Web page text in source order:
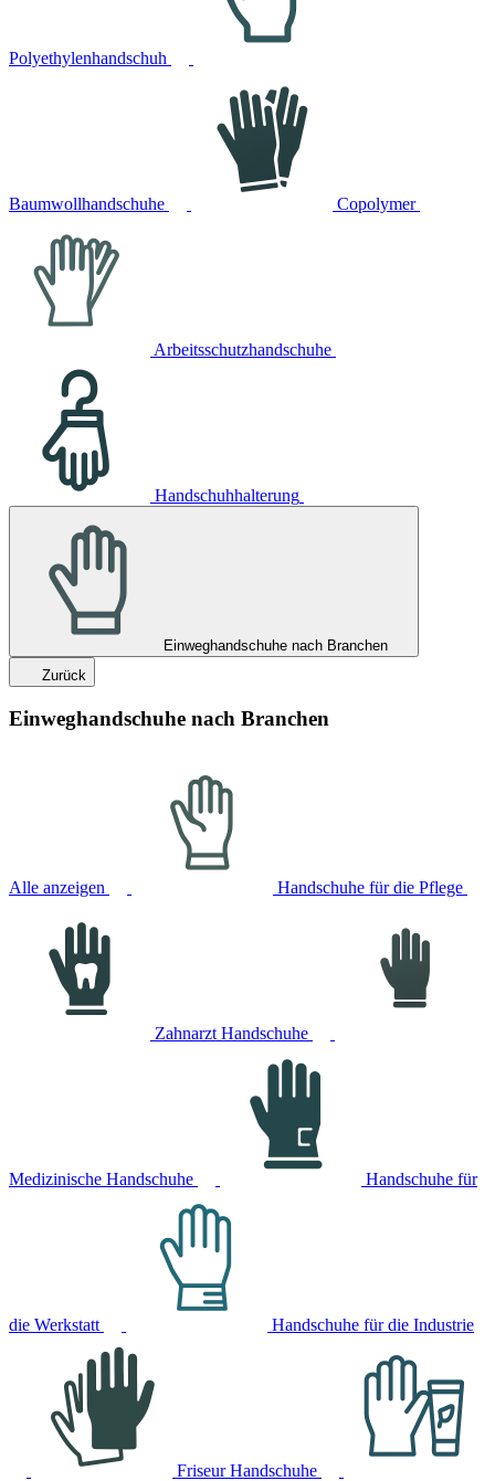
Polyethylenhandschuh
Baumwollhandschuhe Copolymer
Arbeitsschutzhandschuhe
Handschuhhalterung
Einweghandschuhe nach Branchen
Zurück
Einweghandschuhe nach Branchen
Alle anzeigen Handschuhe für die Pflege
Zahnarzt Handschuhe
Medizinische Handschuhe Handschuhe für
die Werkstatt Handschuhe für die Industrie
Friseur Handschuhe